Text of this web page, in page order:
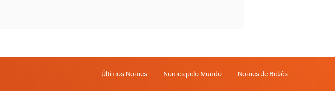
Últimos Nomes Nomes pelo Mundo Nomes de Bebês